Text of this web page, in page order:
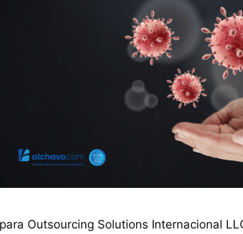
Outsourcing Solutions Internacional